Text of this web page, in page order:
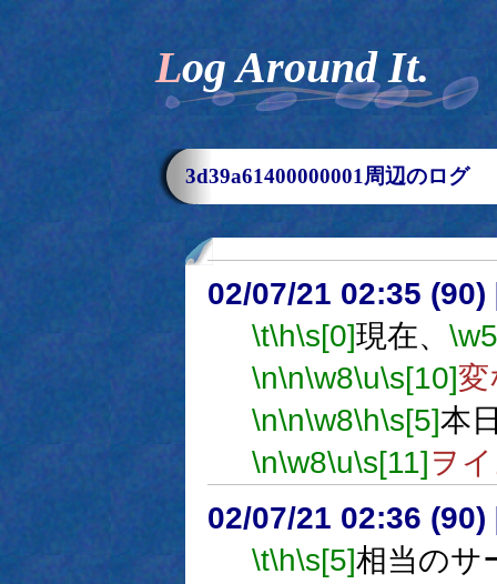
Log Around It.
3d39a61400000001周辺のログ
02/07/21 02:35 (90)
\t\h\s[0]現在、 \w5
\n\n\w8\u\s[10]
\n\n\w8\h\s[5]本
\n\w8\u\s[11]ヲ
02/07/21 02:36 (90)
\t\h\s[5]相当のサ